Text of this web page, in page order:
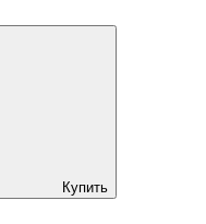
Купить